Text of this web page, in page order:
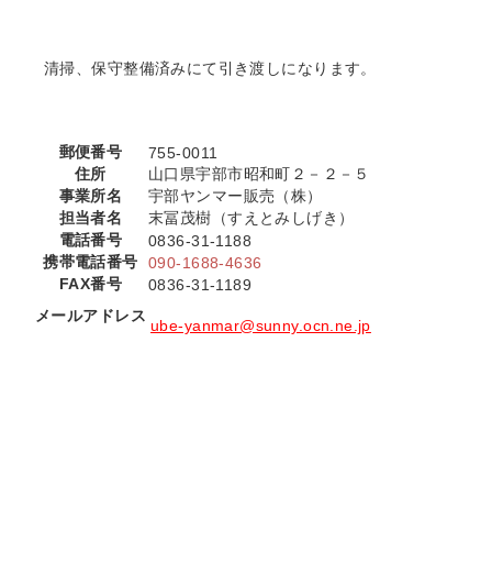
清掃、保守整備済みにて引き渡しになります。
郵便番号
755-0011
住所
山口県宇部市昭和町２－２－５
事業所名
宇部ヤンマー販売（株）
担当者名
末冨茂樹（すえとみしげき）
電話番号
0836-31-1188
携帯電話番号
090-1688-4636
FAX番号
0836-31-1189
メールアドレス
ube-yanmar@sunny.ocn.ne.jp